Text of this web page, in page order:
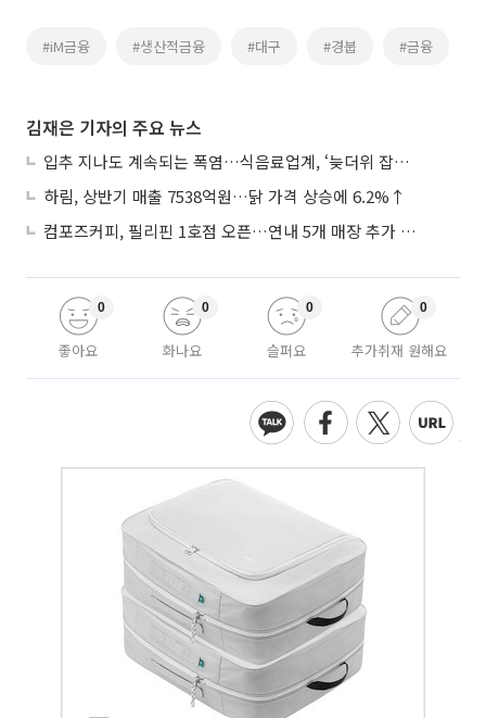
#iM금융 #생산적금융 #대구 #경붑 #금융
김재은 기자의 주요 뉴스
입추 지나도 계속되는 폭염…식음료업계, ‘늦더위 잡기’ 전력 투구
하림, 상반기 매출 7538억원…닭 가격 상승에 6.2%↑
컴포즈커피, 필리핀 1호점 오픈…연내 5개 매장 추가 출점
좋아요
0
화나요
0
슬퍼요
0
추가취재 원해요
0